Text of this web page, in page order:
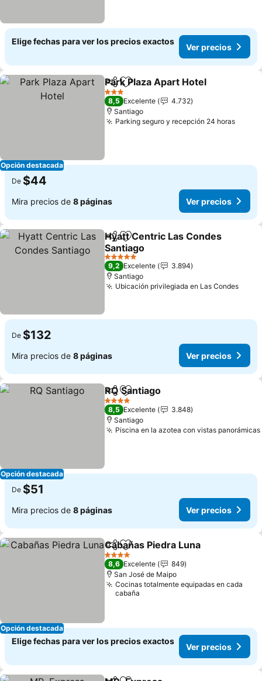
Elige fechas para ver los precios exactos
Ver precios
Opción destacada
CompartirAgregar a favoritos
Park Plaza Apart Hotel
3 Estrellas
8,5 Excelente
4.732
Santiago
Parking seguro y recepción 24 horas
De $44
Mira precios de 8 páginas Ver precios
CompartirAgregar a favoritos
Hyatt Centric Las Condes
Santiago
5 Estrellas
9,2 Excelente
3.894
Santiago
Ubicación privilegiada en Las Condes
De $132
Mira precios de 8 páginas Ver precios
Opción destacada
CompartirAgregar a favoritos
RQ Santiago
4 Estrellas
8,5 Excelente
3.848
Santiago
Piscina en la azotea con vistas panorámicas
De $51
Mira precios de 8 páginas Ver precios
Opción destacada
CompartirAgregar a favoritos
Cabañas Piedra Luna
4 Estrellas
8,6 Excelente
849
San José de Maipo
Cocinas totalmente equipadas en cada
cabaña
Elige fechas para ver los precios exactos
Ver precios